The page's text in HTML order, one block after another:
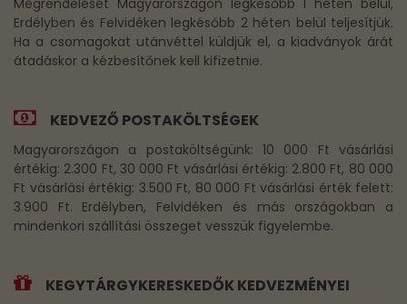
Erdélyben és Felvidéken legkésőbb 2 héten belül teljesítjük.
Ha a csomagokat utánvéttel küldjük el, a kiadványok árát
átadáskor a kézbesítőnek kell kifizetnie.
KEDVEZŐ POSTAKÖLTSÉGEK
Magyarországon a postaköltségünk: 10 000 Ft vásárlási
értékig: 2.300 Ft, 30 000 Ft vásárlási értékig: 2.800 Ft, 80 000
Ft vásárlási értékig: 3.500 Ft, 80 000 Ft vásárlási érték felett:
3.900 Ft. Erdélyben, Felvidéken és más országokban a
mindenkori szállítási összeget vesszük figyelembe.
KEGYTÁRGYKERESKEDŐK KEDVEZMÉNYEI